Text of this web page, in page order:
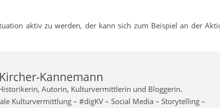
aktiv zu werden, der kann sich zum Beispiel an der
Kannemann
Autorin, Kulturvermittlerin und Bloggerin.
Kulturvermittlung – #digKV – Social Media – Storytelling –